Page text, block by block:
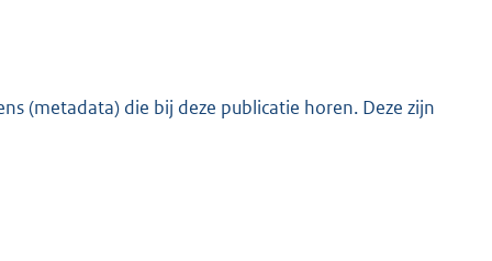
(metadata) die bij deze publicatie horen. Deze zijn